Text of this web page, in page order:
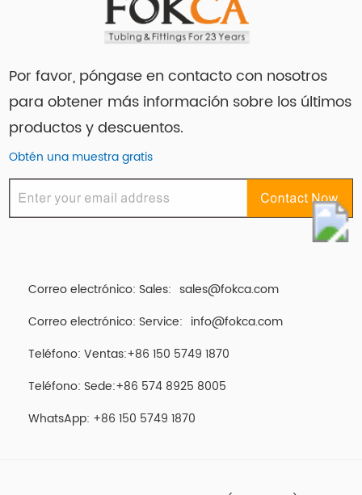
Por favor, póngase en contacto con nosotros
para obtener más información sobre los últimos
productos y descuentos.
Obtén una muestra gratis
Correo electrónico: Sales: sales@fokca.com
Correo electrónico: Service: info@fokca.com
Teléfono: Ventas:+86 150 5749 1870
Teléfono: Sede:+86 574 8925 8005
WhatsApp: +86 150 5749 1870